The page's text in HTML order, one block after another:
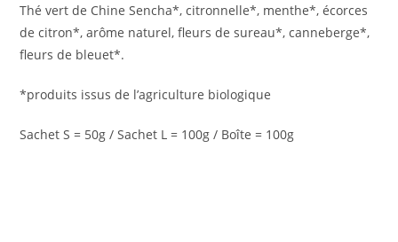
Thé vert de Chine Sencha*, citronnelle*, menthe*, écorces
de citron*, arôme naturel, fleurs de sureau*, canneberge*,
fleurs de bleuet*.
*produits issus de l’agriculture biologique
Sachet S = 50g / Sachet L = 100g / Boîte = 100g